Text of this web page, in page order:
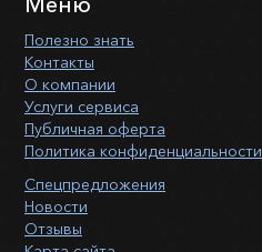
Полезно знать
Контакты
О компании
Услуги сервиса
Публичная оферта
Политика конфиденциальности
Спецпредложения
Новости
Отзывы